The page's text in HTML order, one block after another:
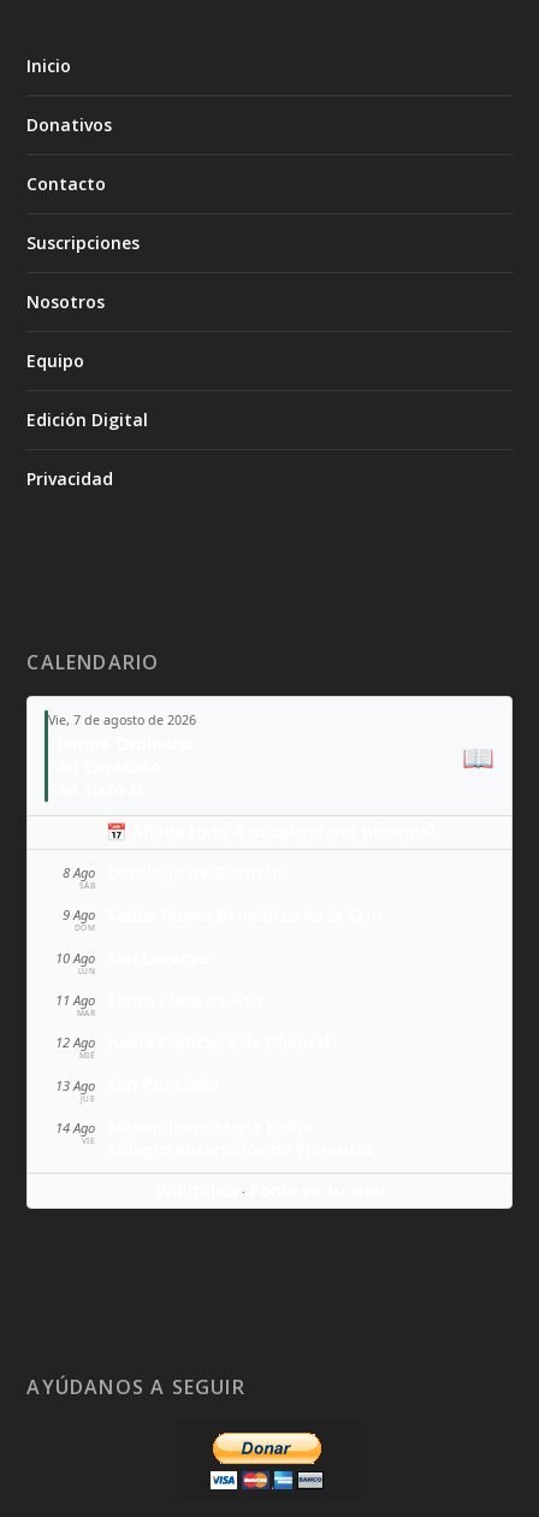
Inicio
Donativos
Contacto
Suscripciones
Nosotros
Equipo
Edición Digital
Privacidad
CALENDARIO
Vie, 7 de agosto de 2026
📖
📅 Añade todo a tu calendario personal
8 Ago
SÁB
9 Ago
DOM
10 Ago
LUN
11 Ago
MAR
12 Ago
MIÉ
13 Ago
JUE
14 Ago
VIE
·
AYÚDANOS A SEGUIR